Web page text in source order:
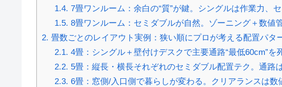
1.4. 7畳ワンルーム：余白の“質”が鍵。シングルは作業力、
1.5. 8畳ワンルーム：セミダブルが自然。ゾーニング＋数値
2. 畳数ごとのレイアウト実例：狭い順にプロが考える配置パタ
2.1. 4畳：シングル＋壁付けデスクで主要通路“最低60cm”を
2.2. 5畳：縦長・横長それぞれのセミダブル配置テク。通路
2.3. 6畳：窓側/入口側で暮らしが変わる。クリアランスは数